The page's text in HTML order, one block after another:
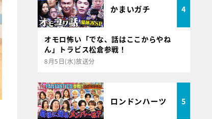
かまいガチ 4
オモロ怖い「でな、話はここからやね
ん」トラビス松倉参戦！
8月5日(水)放送分
ロンドンハーツ 5